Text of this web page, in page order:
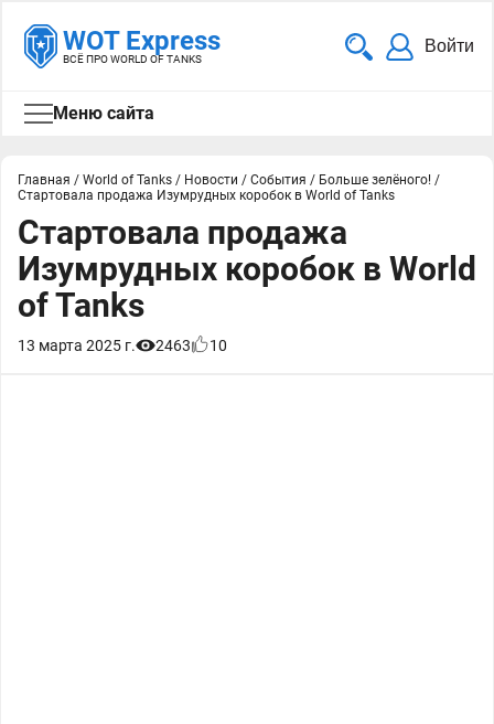
WOT Express
ВСЁ ПРО WORLD OF TANKS
Войти
Меню сайта
Главная / World of Tanks / Новости / События / Больше зелёного! /
Стартовала продажа Изумрудных коробок в World of Tanks
Стартовала продажа
Изумрудных коробок в World
of Tanks
13 марта 2025 г. 2463 10